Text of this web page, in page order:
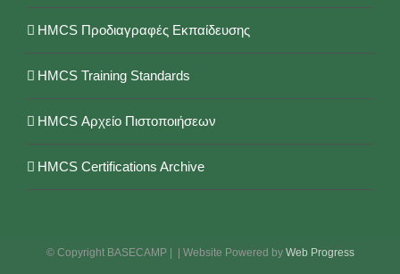
HMCS Προδιαγραφές Εκπαίδευσης
HMCS Training Standards
HMCS Αρχείο Πιστοποιήσεων
HMCS Certifications Archive
© Copyright BASECAMP | | Website Powered by Web Progress